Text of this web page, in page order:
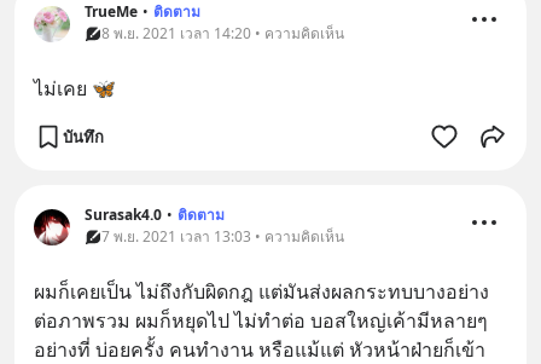
TrueMe • ติดตาม
8 พ.ย. 2021 เวลา 14:20 • ความคิดเห็น
ไม่เคย 🦋
บันทึก
Surasak4.0 • ติดตาม
7 พ.ย. 2021 เวลา 13:03 • ความคิดเห็น
ผมก็เคยเป็น ไม่ถึงกับผิดกฎ แต่มันส่งผลกระทบบางอย่าง
ต่อภาพรวม ผมก็หยุดไป ไม่ทำต่อ บอสใหญ่เค้ามีหลายๆ
อย่างที่ บ่อยครั้ง คนทำงาน หรือแม้แต่ หัวหน้าฝ่ายก็เข้า